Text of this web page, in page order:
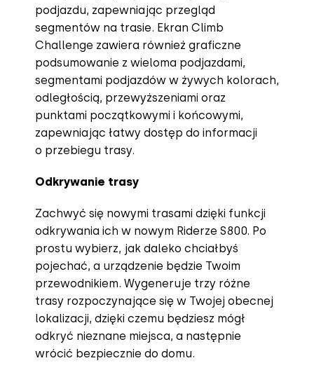
podjazdu, zapewniając przegląd
segmentów na trasie. Ekran Climb
Challenge zawiera również graficzne
podsumowanie z wieloma podjazdami,
segmentami podjazdów w żywych kolorach,
odległością, przewyższeniami oraz
punktami początkowymi i końcowymi,
zapewniając łatwy dostęp do informacji
o przebiegu trasy.
Odkrywanie trasy
Zachwyć się nowymi trasami dzięki funkcji
odkrywania ich w nowym Riderze S800. Po
prostu wybierz, jak daleko chciałbyś
pojechać, a urządzenie będzie Twoim
przewodnikiem. Wygeneruje trzy różne
trasy rozpoczynające się w Twojej obecnej
lokalizacji, dzięki czemu będziesz mógł
odkryć nieznane miejsca, a następnie
wrócić bezpiecznie do domu.